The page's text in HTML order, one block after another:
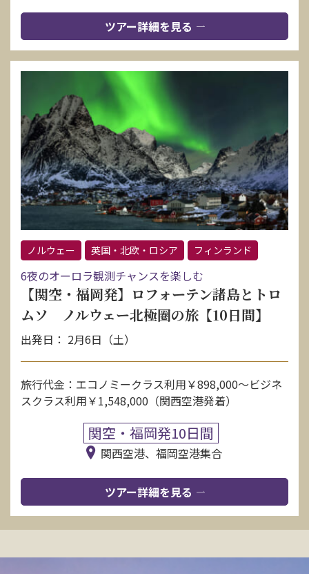
ツアー詳細を見る
ノルウェー 英国・北欧・ロシア フィンランド
6夜のオーロラ観測チャンスを楽しむ
【関空・福岡発】ロフォーテン諸島とトロ
ムソ ノルウェー北極圏の旅【10日間】
出発日： 2月6日（土）
旅行代金：エコノミークラス利用￥898,000〜ビジネ
スクラス利用￥1,548,000（関西空港発着）
関空・福岡発10日間
関西空港、福岡空港集合
ツアー詳細を見る